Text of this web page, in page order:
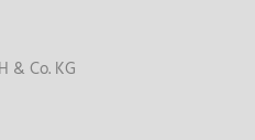
& Co. KG